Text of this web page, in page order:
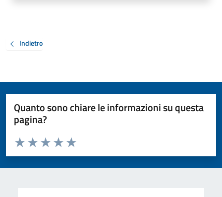
Indietro
Quanto sono chiare le informazioni su questa
pagina?
Valuta da 1 a 5 stelle la pagina
Valuta 5 stelle su 5
Valuta 4 stelle su 5
Valuta 3 stelle su 5
Valuta 2 stelle su 5
Valuta 1 stelle su 5